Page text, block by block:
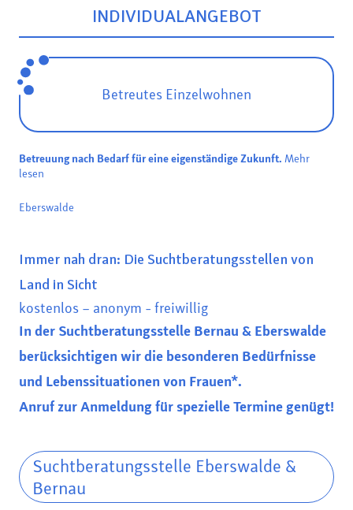
INDIVIDUALANGEBOT
Betreutes Einzelwohnen
Betreuung nach Bedarf für eine eigenständige Zukunft. Mehr
lesen
Eberswalde
Immer nah dran: Die Suchtberatungsstellen von
Land in Sicht
kostenlos – anonym - freiwillig
In der Suchtberatungsstelle Bernau & Eberswalde
berücksichtigen wir die besonderen Bedürfnisse
und Lebenssituationen von Frauen*.
Anruf zur Anmeldung für spezielle Termine genügt!
Suchtberatungsstelle Eberswalde &
Bernau